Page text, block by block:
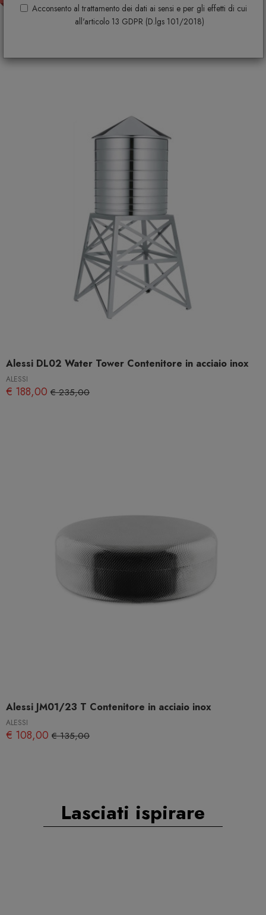
Acconsento al trattamento dei dati ai sensi e per gli effetti di cui
all'articolo 13 GDPR (D.lgs 101/2018)
Alessi CB03 Kalistò 3 Barattolo in acciaio inox
Alessi DL02 Water Tower Contenitore in acciaio inox
ALESSI
€ 188,00 € 235,00
Alessi JM01/23 T Contenitore in acciaio inox
ALESSI
€ 108,00 € 135,00
Lasciati ispirare